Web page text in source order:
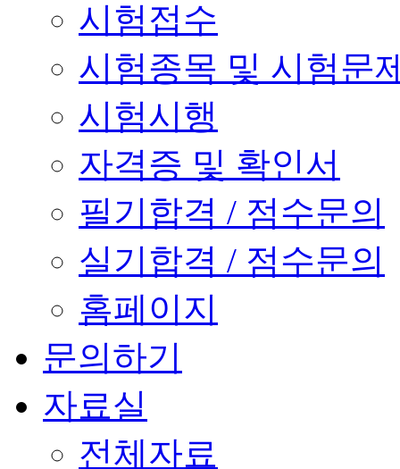
시험접수
시험종목 및 시험문
시험시행
자격증 및 확인서
필기합격 / 점수문의
실기합격 / 점수문의
홈페이지
문의하기
자료실
전체자료